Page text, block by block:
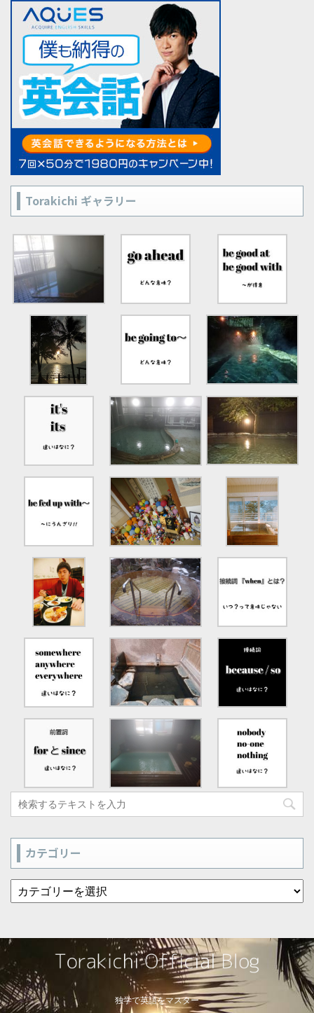
Torakichi ギャラリー
カテゴリー
独学で英語をマスター